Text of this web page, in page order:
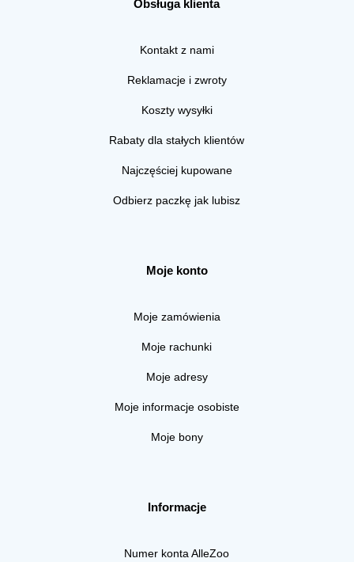
Obsługa klienta
Kontakt z nami
Reklamacje i zwroty
Koszty wysyłki
Rabaty dla stałych klientów
Najczęściej kupowane
Odbierz paczkę jak lubisz
Moje konto
Moje zamówienia
Moje rachunki
Moje adresy
Moje informacje osobiste
Moje bony
Informacje
Numer konta AlleZoo